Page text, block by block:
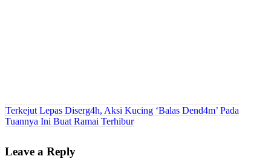
Post
navigation
Terkejut Lepas Diserg4h, Aksi Kucing ‘Balas Dend4m’ Pada
Tuannya Ini Buat Ramai Terhibur
Leave a Reply